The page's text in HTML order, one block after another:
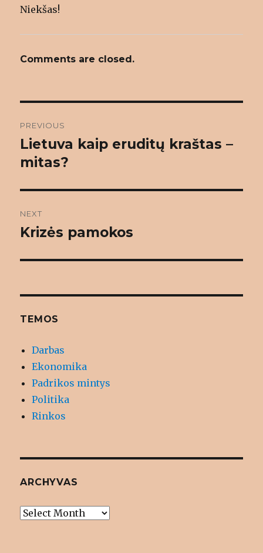
Niekšas!
Comments are closed.
navigation
PREVIOUS
Previous
post:
Lietuva kaip eruditų kraštas –
mitas?
NEXT
Next
Krizės pamokos
TEMOS
Darbas
Ekonomika
Padrikos mintys
Politika
Rinkos
ARCHYVAS
Archyvas